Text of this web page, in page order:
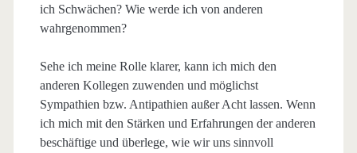
ich Schwächen? Wie werde ich von anderen
wahrgenommen?
Sehe ich meine Rolle klarer, kann ich mich den
anderen Kollegen zuwenden und möglichst
Sympathien bzw. Antipathien außer Acht lassen. Wenn
ich mich mit den Stärken und Erfahrungen der anderen
beschäftige und überlege, wie wir uns sinnvoll